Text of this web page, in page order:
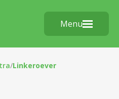
Menu
/Linkeroever